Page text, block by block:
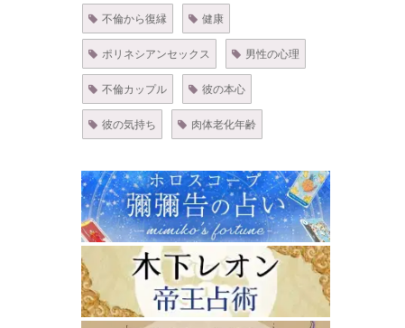
不倫から復縁 健康
ポリネシアンセックス 男性の心理
不倫カップル 彼の本心
彼の気持ち 肉体老化年齢